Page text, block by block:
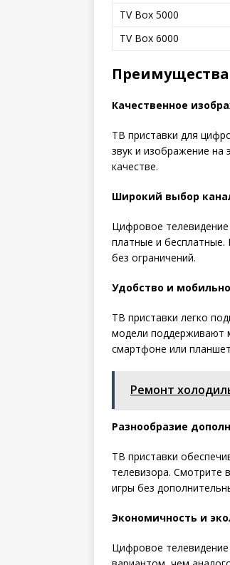
TV Box 5000
TV Box 6000
Качественное
ТВ приставки для
звук и изображение
качестве.
Широкий выбор
Цифровое
платные и
без ограничений.
Удобство и
ТВ приставки легко
модели поддерживают
смартфоне или
Ремонт
Разнообразие
ТВ приставки
телевизора. Смотрите
игры без
Экономичность и
Цифровое